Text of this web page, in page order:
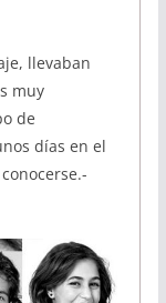
llevaban
muy
de
días en el